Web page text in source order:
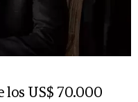
los US$ 70.000